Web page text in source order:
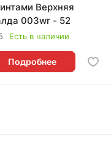
Верхняя
003wr - 52
Есть в наличии
Подробнее